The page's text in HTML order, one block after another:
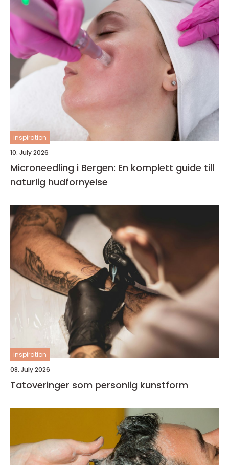
inspiration
10. July 2026
Microneedling i Bergen: En komplett guide till
naturlig hudfornyelse
inspiration
08. July 2026
Tatoveringer som personlig kunstform